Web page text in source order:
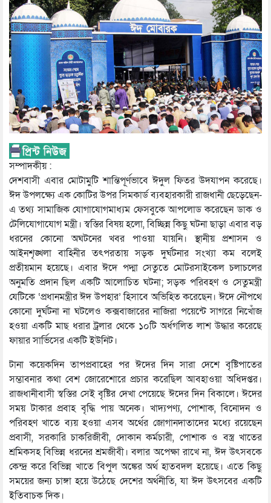
সম্পাদকীয় :
দেশবাসী এবার মোটামুটি শান্তিপূর্ণভাবে ঈদুল ফিতর উদযাপন করেছে।
ঈদ উপলক্ষ্যে এক কোটির উপর সিমকার্ড ব্যবহারকারী রাজধানী ছেড়েছেন-
এ তথ্য সামাজিক যোগাযোগমাধ্যম ফেসবুকে আপলোড করেছেন ডাক ও
টেলিযোগাযোগ মন্ত্রী। স্বস্তির বিষয় হলো, বিচ্ছিন্ন কিছু ঘটনা ছাড়া এবার বড়
ধরনের কোনো অঘটনের খবর পাওয়া যায়নি। স্থানীয় প্রশাসন ও
আইনশৃঙ্খলা বাহিনীর তৎপরতায় সড়ক দুর্ঘটনার সংখ্যা কম বলেই
প্রতীয়মান হয়েছে। এবার ঈদে পদ্মা সেতুতে মোটরসাইকেল চলাচলের
অনুমতি প্রদান ছিল একটি আলোচিত ঘটনা; সড়ক পরিবহণ ও সেতুমন্ত্রী
যেটিকে ‘প্রধানমন্ত্রীর ঈদ উপহার’ হিসাবে অভিহিত করেছেন। ঈদে নৌপথে
কোনো দুর্ঘটনা না ঘটলেও কক্সবাজারের নাজিরা পয়েন্টে সাগরে নিখোঁজ
হওয়া একটি মাছ ধরার ট্রলার থেকে ১০টি অর্ধগলিত লাশ উদ্ধার করেছে
ফায়ার সার্ভিসের একটি ইউনিট।
টানা কয়েকদিন তাপপ্রবাহের পর ঈদের দিন সারা দেশে বৃষ্টিপাতের
সম্ভাবনার কথা বেশ জোরেশোরে প্রচার করেছিল আবহাওয়া অধিদপ্তর।
রাজধানীবাসী স্বস্তির সেই বৃষ্টির দেখা পেয়েছে ঈদের দিন বিকালে। ঈদের
সময় টাকার প্রবাহ বৃদ্ধি পায় অনেক। খাদ্যপণ্য, পোশাক, বিনোদন ও
পরিবহণ খাতে ব্যয় হওয়া এসব অর্থের জোগানদাতাদের মধ্যে রয়েছেন
প্রবাসী, সরকারি চাকরিজীবী, দোকান কর্মচারী, পোশাক ও বস্ত্র খাতের
শ্রমিকসহ বিভিন্ন ধরনের শ্রমজীবী। বলার অপেক্ষা রাখে না, ঈদ উৎসবকে
কেন্দ্র করে বিভিন্ন খাতে বিপুল অঙ্কের অর্থ হাতবদল হয়েছে। এতে কিছু
সময়ের জন্য চাঙ্গা হয়ে উঠেছে দেশের অর্থনীতি, যা ঈদ উৎসবের একটি
ইতিবাচক দিক।